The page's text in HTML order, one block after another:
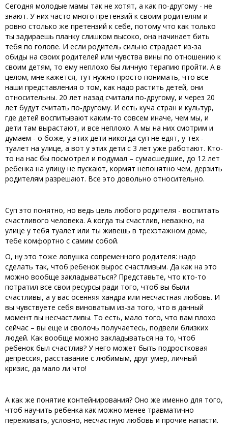
Сегодня молодые мамы так не хотят, а как по-другому - не
знают. У них часто много претензий к своим родителям и
ровно столько же претензий к себе, потому что как только
ты задираешь планку слишком высоко, она начинает бить
тебя по голове. И если родитель сильно страдает из-за
обиды на своих родителей или чувства вины по отношению к
своим детям, то ему неплохо бы личную терапию пройти. А в
целом, мне кажется, тут нужно просто понимать, что все
наши представления о том, как надо растить детей, они
относительны. 20 лет назад считали по-другому, и через 20
лет будут считать по-другому. И есть куча стран и культур,
где детей воспитывают каким-то совсем иначе, чем мы, и
дети там вырастают, и все неплохо. А мы на них смотрим и
думаем - о боже, у этих дети никогда суп не едят, у тех -
туалет на улице, а вот у этих дети с 3 лет уже работают. Кто-
то на нас бы посмотрел и подумал – сумасшедшие, до 12 лет
ребенка на улицу не пускают, кормят непонятно чем, дерзить
родителям разрешают. Все это довольно относительно.
Суп это понятно, но ведь цель любого родителя - воспитать
счастливого человека. А когда ты счастлив, неважно, на
улице у тебя туалет или ты живешь в трехэтажном доме,
тебе комфортно с самим собой.
О, ну это тоже ловушка современного родителя: надо
сделать так, чтоб ребенок вырос счастливым. Да как на это
можно вообще закладываться? Представьте, что кто-то
потратил все свои ресурсы ради того, чтоб вы были
счастливы, а у вас осенняя хандра или несчастная любовь. И
вы чувствуете себя виноватым из-за того, что в данный
момент вы несчастливы. То есть, мало того, что вам плохо
сейчас – вы еще и сволочь получаетесь, подвели близких
людей. Как вообще можно закладываться на то, чтоб
ребенок был счастлив? У него может быть подростковая
депрессия, расставание с любимым, друг умер, личный
кризис, да мало ли что!
А как же понятие контейнирования? Оно же именно для того,
чтоб научить ребенка как можно менее травматично
переживать, условно, несчастную любовь и прочие напасти.